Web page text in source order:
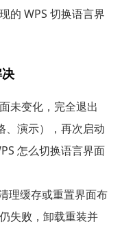
的 WPS 切换语言界
未变化，完全退出
、演示），再次启动
怎么切换语言界面
理缓存或重置界面布
失败，卸载重装并